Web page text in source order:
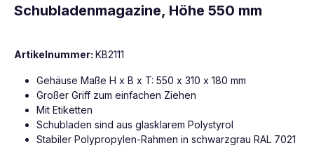
Schubladenmagazine, Höhe 550 mm
Artikelnummer: KB2111
Gehäuse Maße H x B x T: 550 x 310 x 180 mm
Großer Griff zum einfachen Ziehen
Mit Etiketten
Schubladen sind aus glasklarem Polystyrol
Stabiler Polypropylen-Rahmen in schwarzgrau RAL 7021